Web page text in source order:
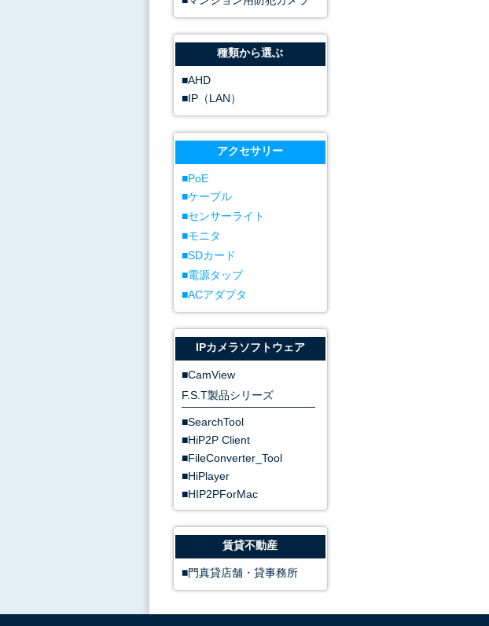
種類から選ぶ
AHD
IP（LAN）
アクセサリー
PoE
ケーブル
センサーライト
モニタ
SDカード
電源タップ
ACアダプタ
IPカメラソフトウェア
CamView
F.S.T製品シリーズ
SearchTool
HiP2P Client
FileConverter_Tool
HiPlayer
HIP2PForMac
賃貸不動産
門真貸店舗・貸事務所